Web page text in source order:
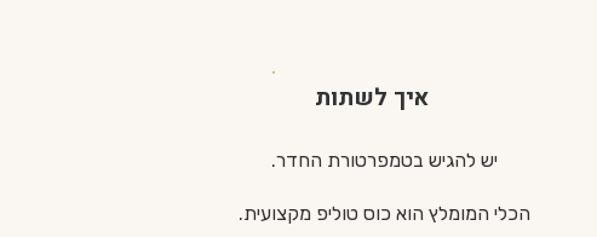
איך לשתות
יש להגיש בטמפרטורת החדר.
הכלי המומלץ הוא כוס טוליפ מקצועית.